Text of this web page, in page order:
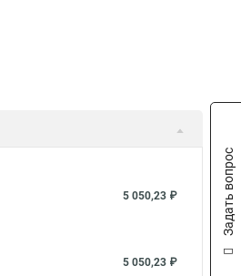
5 050,23 ₽
5 050,23 ₽
Задать вопрос